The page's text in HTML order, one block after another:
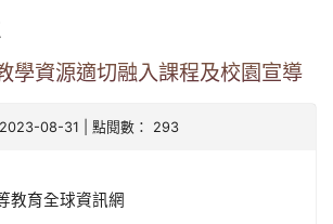
學資源適切融入課程及校園宣導
08-31 | 點閱數： 293
教育全球資訊網